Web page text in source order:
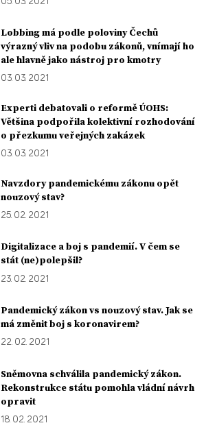
Lobbing má podle poloviny Čechů
výrazný vliv na podobu zákonů, vnímají ho
ale hlavně jako nástroj pro kmotry
03. 03. 2021
Experti debatovali o reformě ÚOHS:
Většina podpořila kolektivní rozhodování
o přezkumu veřejných zakázek
03. 03. 2021
Navzdory pandemickému zákonu opět
nouzový stav?
25. 02. 2021
Digitalizace a boj s pandemií. V čem se
stát (ne)polepšil?
23. 02. 2021
Pandemický zákon vs nouzový stav. Jak se
má změnit boj s koronavirem?
22. 02. 2021
Sněmovna schválila pandemický zákon.
Rekonstrukce státu pomohla vládní návrh
opravit
18. 02. 2021